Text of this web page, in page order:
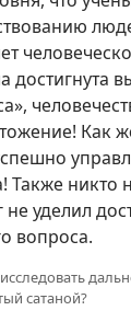
достигнута
Как
Также никто
не уделил
вопроса.
сатаной?